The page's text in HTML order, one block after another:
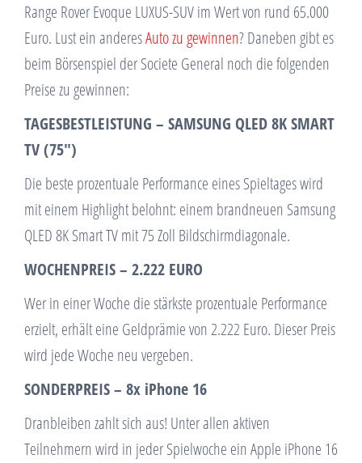
Range Rover Evoque LUXUS-SUV im Wert von rund 65.000
Euro. Lust ein anderesAuto zu gewinnen? Daneben gibt es
beim Börsenspiel der Societe General noch die folgenden
Preise zu gewinnen:
TAGESBESTLEISTUNG – SAMSUNG QLED 8K SMART
TV (75″)
Die beste prozentuale Performance eines Spieltages wird
mit einem Highlight belohnt: einem brandneuen Samsung
QLED 8K Smart TV mit 75 Zoll Bildschirmdiagonale.
WOCHENPREIS – 2.222 EURO
Wer in einer Woche die stärkste prozentuale Performance
erzielt, erhält eine Geldprämie von 2.222 Euro. Dieser Preis
wird jede Woche neu vergeben.
SONDERPREIS – 8x iPhone 16
Dranbleiben zahlt sich aus! Unter allen aktiven
Teilnehmern wird in jeder Spielwoche ein Apple iPhone 16